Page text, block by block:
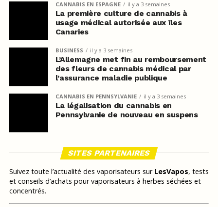
CANNABIS EN ESPAGNE il y a 3 semaines
La première culture de cannabis à
usage médical autorisée aux îles
Canaries
BUSINESS il y a 3 semaines
L’Allemagne met fin au remboursement
des fleurs de cannabis médical par
l’assurance maladie publique
CANNABIS EN PENNSYLVANIE il y a 3 semaines
La légalisation du cannabis en
Pennsylvanie de nouveau en suspens
SITES PARTENAIRES
Suivez toute l’actualité des vaporisateurs sur LesVapos, tests
et conseils d’achats pour vaporisateurs à herbes séchées et
concentrés.